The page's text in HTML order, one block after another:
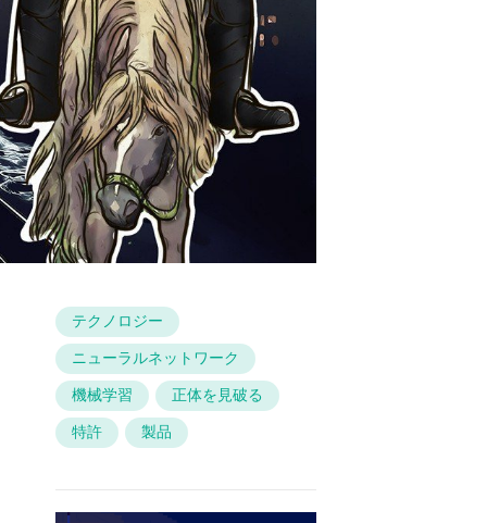
テクノロジー
ニューラルネットワーク
機械学習
正体を見破る
特許
製品